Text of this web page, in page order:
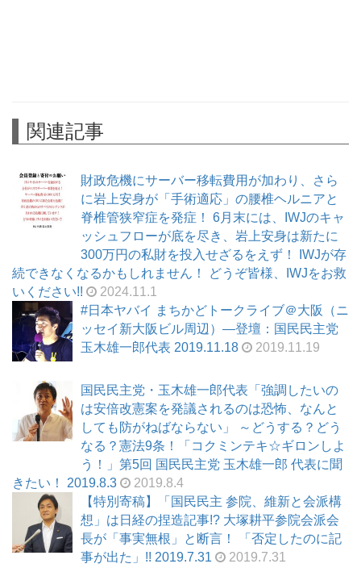
関連記事
財政危機にサーバー移転費用が加わり、さら
に岩上安身が「手術適応」の腰椎ヘルニアと
脊椎管狭窄症を発症！ 6月末には、IWJのキャ
ッシュフローが底を尽き、岩上安身は新たに
300万円の私財を投入せざるをえず！ IWJが存
続できなくなるかもしれません！ どうぞ皆様、IWJをお救
いください!!
2024.11.1
#日本ヤバイ まちかどトークライブ＠大阪（ニ
ッセイ新大阪ビル周辺）―登壇：国民民主党
玉木雄一郎代表 2019.11.18
2019.11.19
国民民主党・玉木雄一郎代表「強調したいの
は安倍改憲案を発議されるのは恐怖、なんと
しても防がねばならない」 ～どうする？どう
なる？憲法9条！「コクミンテキ☆ギロンしよ
う！」第5回 国民民主党 玉木雄一郎 代表に聞
きたい！ 2019.8.3
2019.8.4
【特別寄稿】「国民民主 参院、維新と会派構
想」は日経の捏造記事!? 大塚耕平参院会派会
長が「事実無根」と断言！ 「否定したのに記
事が出た」!! 2019.7.31
2019.7.31